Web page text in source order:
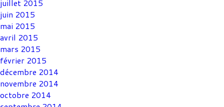
juillet 2015
juin 2015
mai 2015
avril 2015
mars 2015
février 2015
décembre 2014
novembre 2014
octobre 2014